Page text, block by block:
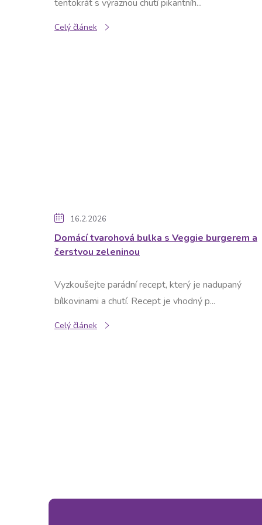
tentokrát s výraznou chutí pikantníh...
Celý článek
16.2.2026
Domácí tvarohová bulka s Veggie burgerem a
čerstvou zeleninou
Vyzkoušejte parádní recept, který je nadupaný
bílkovinami a chutí. Recept je vhodný p...
Celý článek
d